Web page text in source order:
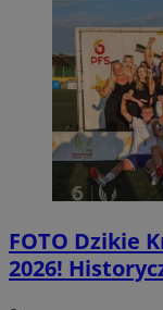
FOTO Dzikie
2026!